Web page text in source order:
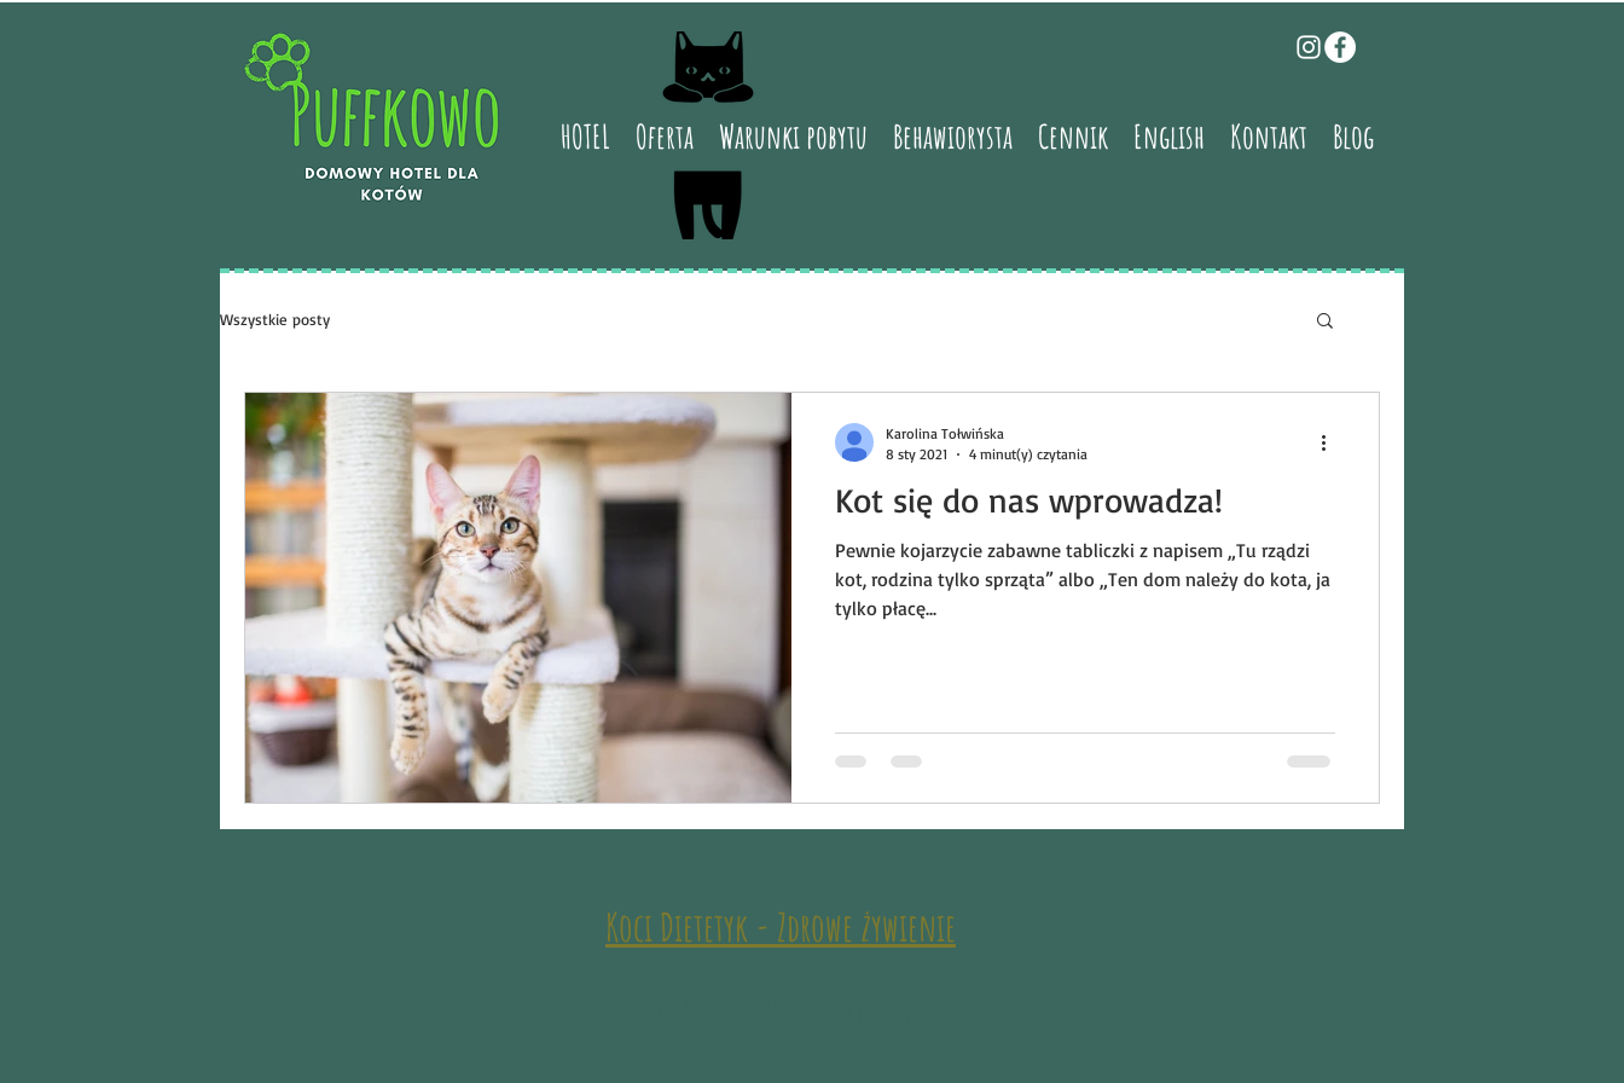
HOTEL Oferta Warunki pobytu Behawiorysta Cennik English Kontakt Blog
Wszystkie posty
Kot się do nas wprowadza!
Pewnie kojarzycie zabawne tabliczki z napisem „Tu rządzi
kot, rodzina tylko sprząta” albo „Ten dom należy do kota, ja
tylko płacę...
Karolina Tołwińska
8 sty 2021
4 minut(y) czytania
Koci Dietetyk - Zdrowe żywienie